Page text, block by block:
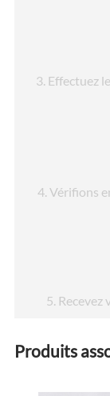
3. Effectuez
4. Vérifions
5.
Produits